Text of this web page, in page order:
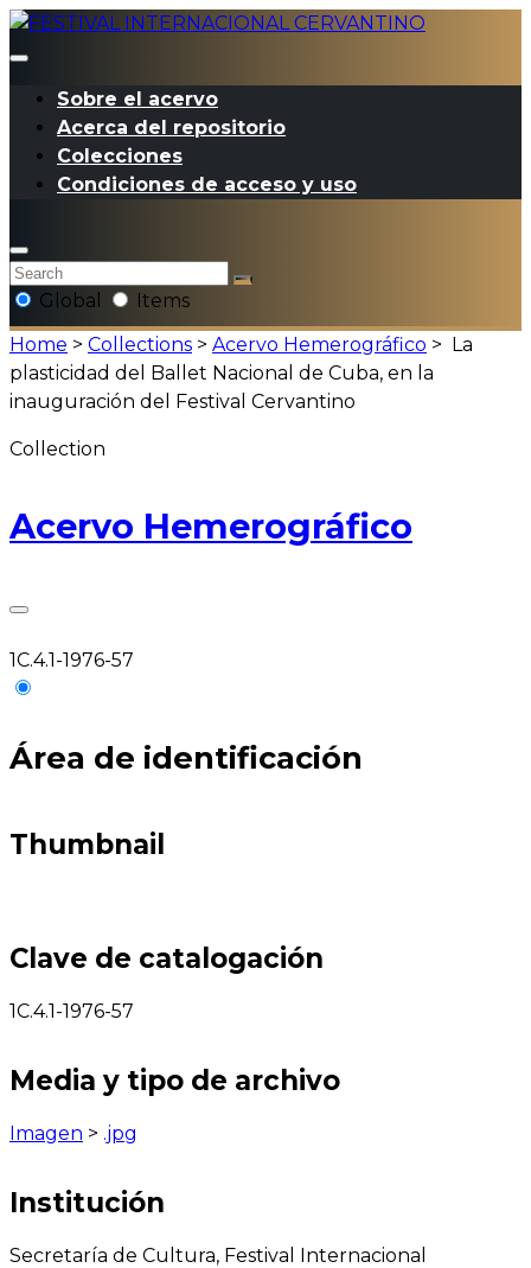
Sobre el acervo
Acerca del repositorio
Colecciones
Condiciones de acceso y uso
Global
Items
Home > Collections > Acervo Hemerográfico >
La
plasticidad del Ballet Nacional de Cuba, en la
inauguración del Festival Cervantino
Collection
Acervo Hemerográfico
1C.4.1-1976-57
Área de identificación
Thumbnail
Clave de catalogación
1C.4.1-1976-57
Media y tipo de archivo
Imagen > .jpg
Institución
Secretaría de Cultura, Festival Internacional